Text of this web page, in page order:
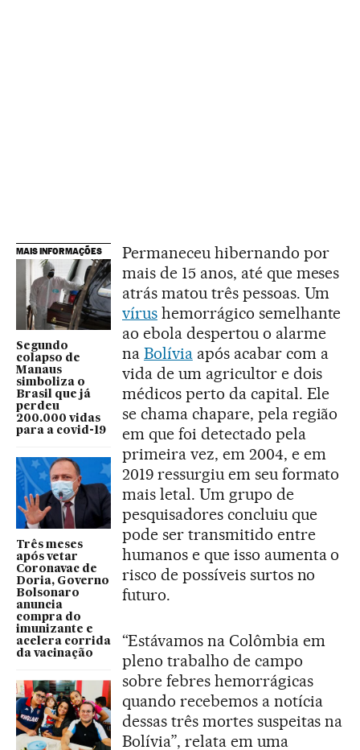
MAIS INFORMAÇÕES
Segundo
colapso de
Manaus
simboliza o
Brasil que já
perdeu
200.000 vidas
para a covid-19
Três meses
após vetar
Coronavac de
Doria, Governo
Bolsonaro
anuncia
compra do
imunizante e
acelera corrida
da vacinação
Permaneceu hibernando por
mais de 15 anos, até que meses
atrás matou três pessoas. Um
vírushemorrágico semelhante
ao ebola despertou o alarme
na Bolíviaapós acabar com a
vida de um agricultor e dois
médicos perto da capital. Ele
se chama chapare, pela região
em que foi detectado pela
primeira vez, em 2004, e em
2019 ressurgiu em seu formato
mais letal. Um grupo de
pesquisadores concluiu que
pode ser transmitido entre
humanos e que isso aumenta o
risco de possíveis surtos no
futuro.
“Estávamos na Colômbia em
pleno trabalho de campo
sobre febres hemorrágicas
quando recebemos a notícia
dessas três mortes suspeitas na
Bolívia”, relata em uma